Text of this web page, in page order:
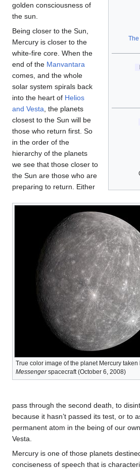
True color image of the planet Mercury taken
Messengerspacecraft (October 6, 2008)
golden consciousness of
the sun.
Being closer to the Sun,
Mercury is closer to the
white-fire core. When the
end of the Manvantara
comes, and the whole
solar system spirals back
into the heart of Helios
and Vesta, the planets
closest to the Sun will be
those who return first. So
in the order of the
hierarchy of the planets
we see that those closer to
the Sun are those who are
preparing to return. Either
pass through the second death, to
because it hasn’t passed its test, or to
permanent atom in the being of our
Vesta.
Mercury is one of those planets
conciseness of speech that is